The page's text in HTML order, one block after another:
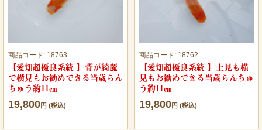
商品コード: 18763
【愛知超優良系統 】背が綺麗
で横見もお勧めできる当歳らん
ちゅう約11㎝
19,800円 (税込)
商品コード: 18762
【愛知超優良系統 】上見も横
見もお勧めできる当歳らんちゅ
う約11㎝
19,800円 (税込)